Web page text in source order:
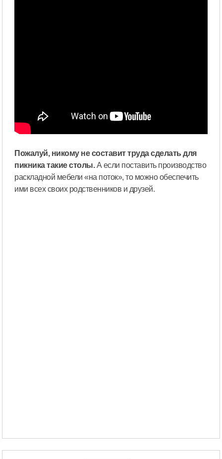
Пожалуй, никому не составит труда сделать для
пикника такие столы.А если поставить производство
раскладной мебели «на поток», то можно обеспечить
ими всех своих родственников и друзей.